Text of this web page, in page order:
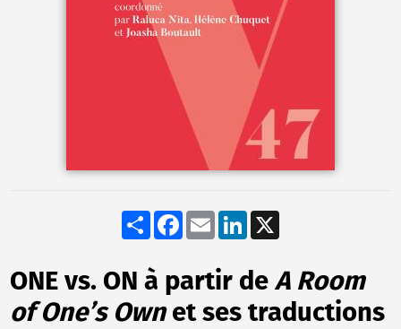
Share Facebook
Email LinkedIn
ONE vs. ON à partir deA Room
of One’s Ownet ses traductions